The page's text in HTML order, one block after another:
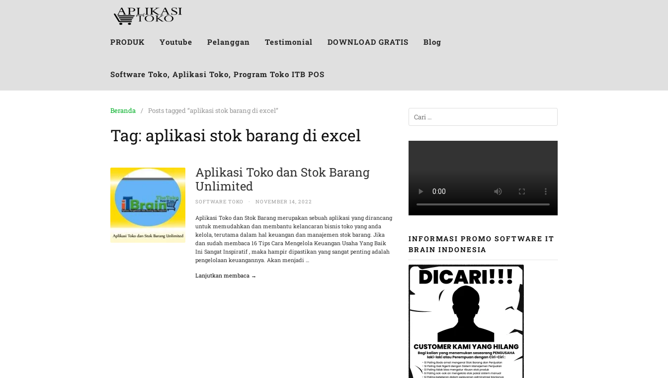
PRODUK Youtube Pelanggan Testimonial DOWNLOAD GRATIS Blog
Software Toko, Aplikasi Toko, Program Toko ITB POS
Beranda Posts tagged “aplikasi stok barang di excel”
Tag: aplikasi stok barang di excel
Aplikasi Toko dan Stok Barang
Unlimited
SOFTWARE TOKO · NOVEMBER 14, 2022
Aplikasi Toko dan Stok Barang merupakan sebuah aplikasi yang dirancang
untuk memudahkan dan membantu kelancaran bisnis toko yang anda
kelola, terutama dalam hal keuangan dan manajemen stok barang. Jika
dan sudah membaca 16 Tips Cara Mengelola Keuangan Usaha Yang Baik
Ini Sangat Inspiratif , maka hampir dipastikan yang sangat penting adalah
pengelolaan keuangannya. Akan menjadi …
Lanjutkan membaca →
INFORMASI PROMO SOFTWARE IT
BRAIN INDONESIA